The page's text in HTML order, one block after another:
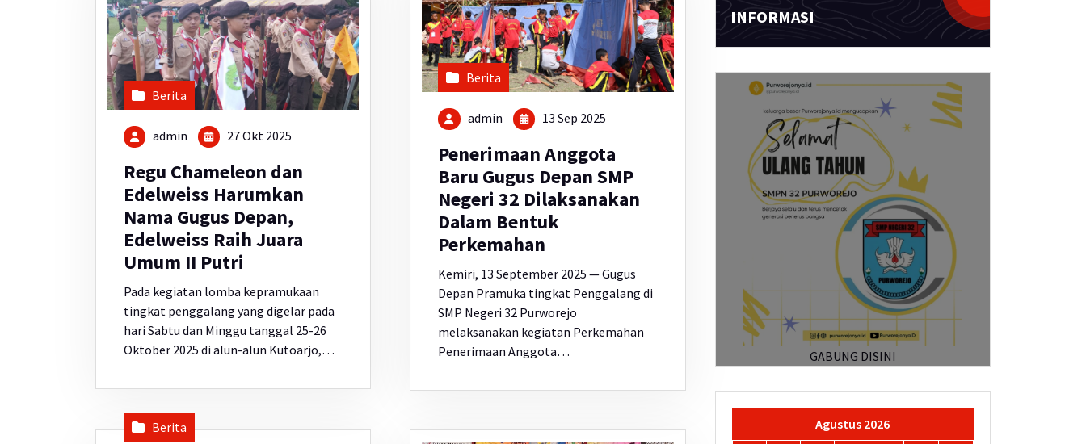
Berita
admin 27 Okt 2025
Regu Chameleon dan
Edelweiss Harumkan
Nama Gugus Depan,
Edelweiss Raih Juara
Umum II Putri
Pada kegiatan lomba kepramukaan
tingkat penggalang yang digelar pada
hari Sabtu dan Minggu tanggal 25-26
Oktober 2025 di alun-alun Kutoarjo,…
Berita
admin 13 Sep 2025
Penerimaan Anggota
Baru Gugus Depan SMP
Negeri 32 Dilaksanakan
Dalam Bentuk
Perkemahan
Kemiri, 13 September 2025 — Gugus
Depan Pramuka tingkat Penggalang di
SMP Negeri 32 Purworejo
melaksanakan kegiatan Perkemahan
Penerimaan Anggota…
Berita
INFORMASI
GABUNG DISINI
Agustus 2026